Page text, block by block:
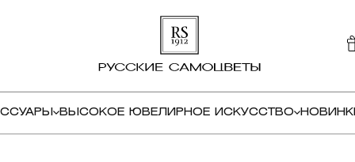
ВЫСОКОЕ ЮВЕЛИРНОЕ ИСКУССТВО